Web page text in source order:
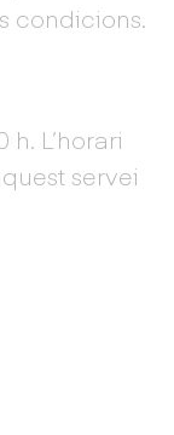
condicions.
L’horari
servei